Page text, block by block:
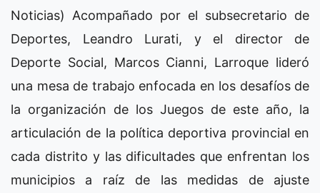
Noticias) Acompañado por el subsecretario de
Deportes, Leandro Lurati, y el director de
Deporte Social, Marcos Cianni, Larroque lideró
una mesa de trabajo enfocada en los desafíos de
la organización de los Juegos de este año, la
articulación de la política deportiva provincial en
cada distrito y las dificultades que enfrentan los
municipios a raíz de las medidas de ajuste